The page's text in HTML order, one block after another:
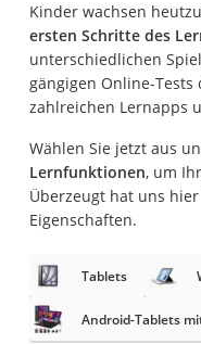
Kinder wachsen
ersten Schritte des
unterschiedlichen
gängigen Online-
zahlreichen Lernapps
Wählen Sie jetzt aus
Lernfunktionen, um
Überzeugt hat uns
Eigenschaften.
Tablets
Android-Tablets